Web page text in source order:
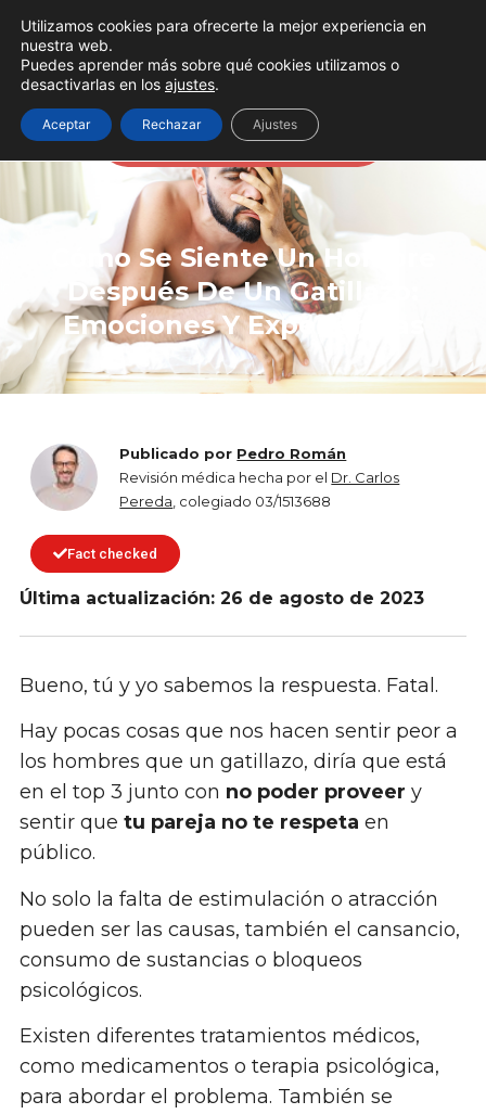
A veces todo se soluciona
aumentando la testosterona
Cómo Se Siente Un Hombre
Después De Un Gatillazo:
Emociones Y Experiencias
Publicado por Pedro Román
Revisión médica hecha por el Dr. Carlos
Pereda , colegiado 03/1513688
Fact checked
Última actualización: 26 de agosto de 2023
Bueno, tú y yo sabemos la respuesta. Fatal.
Hay pocas cosas que nos hacen sentir peor a
los hombres que un gatillazo, diría que está
en el top 3 junto con no poder proveer y
sentir que tu pareja no te respeta en
público.
No solo la falta de estimulación o atracción
pueden ser las causas, también el cansancio,
consumo de sustancias o bloqueos
psicológicos.
Existen diferentes tratamientos médicos,
como medicamentos o terapia psicológica,
para abordar el problema. También se
Utilizamos cookies para ofrecerte la mejor experiencia en
nuestra web.
Puedes aprender más sobre qué cookies utilizamos o
desactivarlas en los ajustes.
Aceptar Rechazar Ajustes